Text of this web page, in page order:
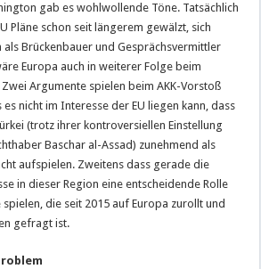
gab es wohlwollende Töne. Tatsächlich
Pläne schon seit längerem gewälzt, sich
als Brückenbauer und Gesprächsvermittler
Europa auch in weiterer Folge beim
Argumente spielen beim AKK-Vorstoß
es nicht im Interesse der EU liegen kann, dass
(trotz ihrer kontroversiellen Einstellung
Baschar al-Assad) zunehmend als
aufspielen. Zweitens dass gerade die
in dieser Region eine entscheidende Rolle
die seit 2015 auf Europa zurollt und
gefragt ist.